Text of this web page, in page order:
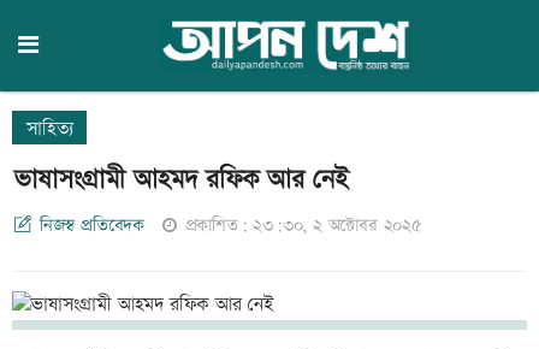
সাহিত্য
ভাষাসংগ্রামী আহমদ রফিক আর নেই
নিজস্ব প্রতিবেদক প্রকাশিত: ২৩:৩০, ২ অক্টোবর ২০২৫